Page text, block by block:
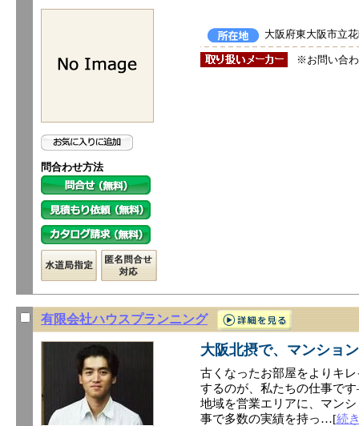
問合わせ方法
大阪府東大阪市立
※お問い合
有限会社ハウスプランニング
大阪北摂で、マンショ
古くなったお部屋をよりキ
するのが、私たちの仕事で
地域を営業エリアに、マン
事で多数の実績を持っ…[続